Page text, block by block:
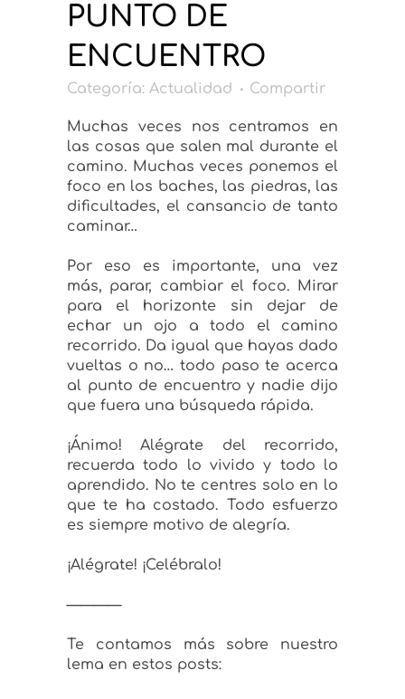
PUNTO DE
ENCUENTRO
Categoría: Actualidad Compartir
Muchas veces nos centramos en
las cosas que salen mal durante el
camino. Muchas veces ponemos el
foco en los baches, las piedras, las
dificultades, el cansancio de tanto
caminar…
Por eso es importante, una vez
más, parar, cambiar el foco. Mirar
para el horizonte sin dejar de
echar un ojo a todo el camino
recorrido. Da igual que hayas dado
vueltas o no… todo paso te acerca
al punto de encuentro y nadie dijo
que fuera una búsqueda rápida.
¡Ánimo! Alégrate del recorrido,
recuerda todo lo vivido y todo lo
aprendido. No te centres solo en lo
que te ha costado. Todo esfuerzo
es siempre motivo de alegría.
¡Alégrate! ¡Celébralo!
————
Te contamos más sobre nuestro
lema en estos posts: